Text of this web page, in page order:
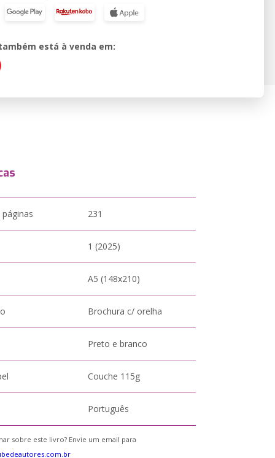
está à venda em:
231
1 (2025)
A5 (148x210)
Brochura c/ orelha
Preto e branco
Couche 115g
Português
sobre este livro? Envie um email para